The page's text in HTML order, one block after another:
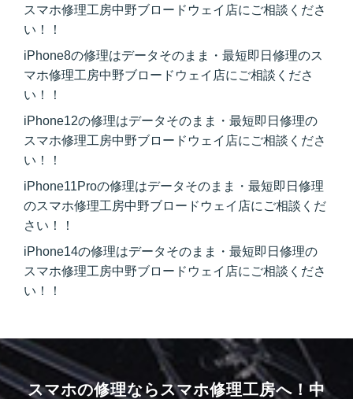
スマホ修理工房中野ブロードウェイ店にご相談くださ
い！！
iPhone8の修理はデータそのまま・最短即日修理のス
マホ修理工房中野ブロードウェイ店にご相談くださ
い！！
iPhone12の修理はデータそのまま・最短即日修理の
スマホ修理工房中野ブロードウェイ店にご相談くださ
い！！
iPhone11Proの修理はデータそのまま・最短即日修理
のスマホ修理工房中野ブロードウェイ店にご相談くだ
さい！！
iPhone14の修理はデータそのまま・最短即日修理の
スマホ修理工房中野ブロードウェイ店にご相談くださ
い！！
スマホの修理ならスマホ修理工房へ！ 中